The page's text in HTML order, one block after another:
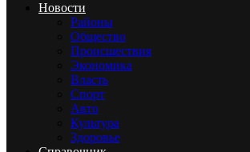
Новости
Районы
Общество
Происшествия
Экономика
Власть
Спорт
Авто
Культура
Здоровье